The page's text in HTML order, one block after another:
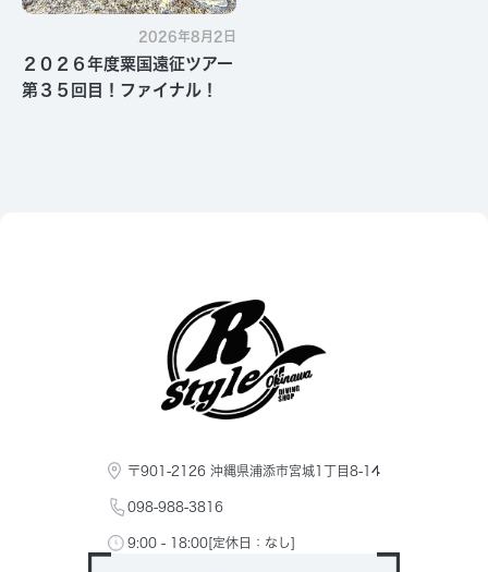
2026年8月2日
２０２６年度粟国遠征ツアー
第３５回目！ファイナル！
〒901-2126 沖縄県浦添市宮城1丁目8-14
098-988-3816
9:00 - 18:00[定休日：なし]